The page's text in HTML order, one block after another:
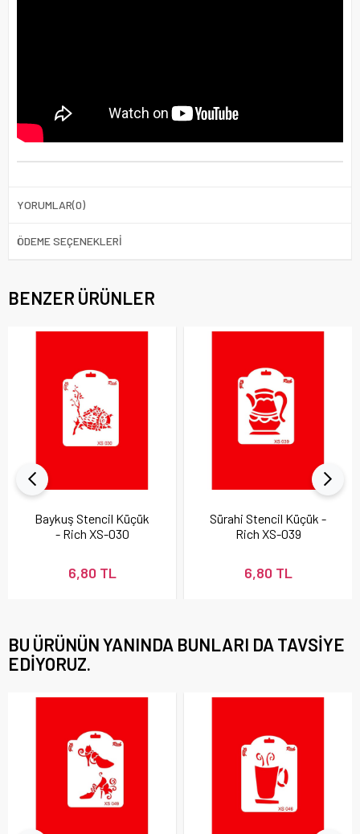
YORUMLAR(0)
ÖDEME SEÇENEKLERI
BENZER ÜRÜNLER
Baykuş Stencil Küçük
- Rich XS-030
6,80 TL
Sürahi Stencil Küçük -
Rich XS-039
6,80 TL
BU ÜRÜNÜN YANINDA BUNLARI DA TAVSIYE
EDIYORUZ.